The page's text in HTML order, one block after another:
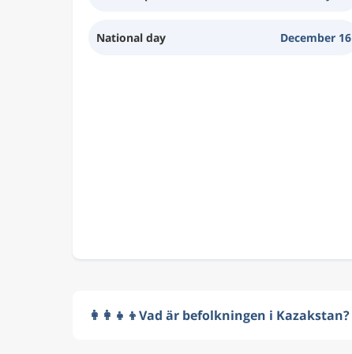
National day December 16
👩‍👩‍👧‍👦Vad är befolkningen i Kazakstan?